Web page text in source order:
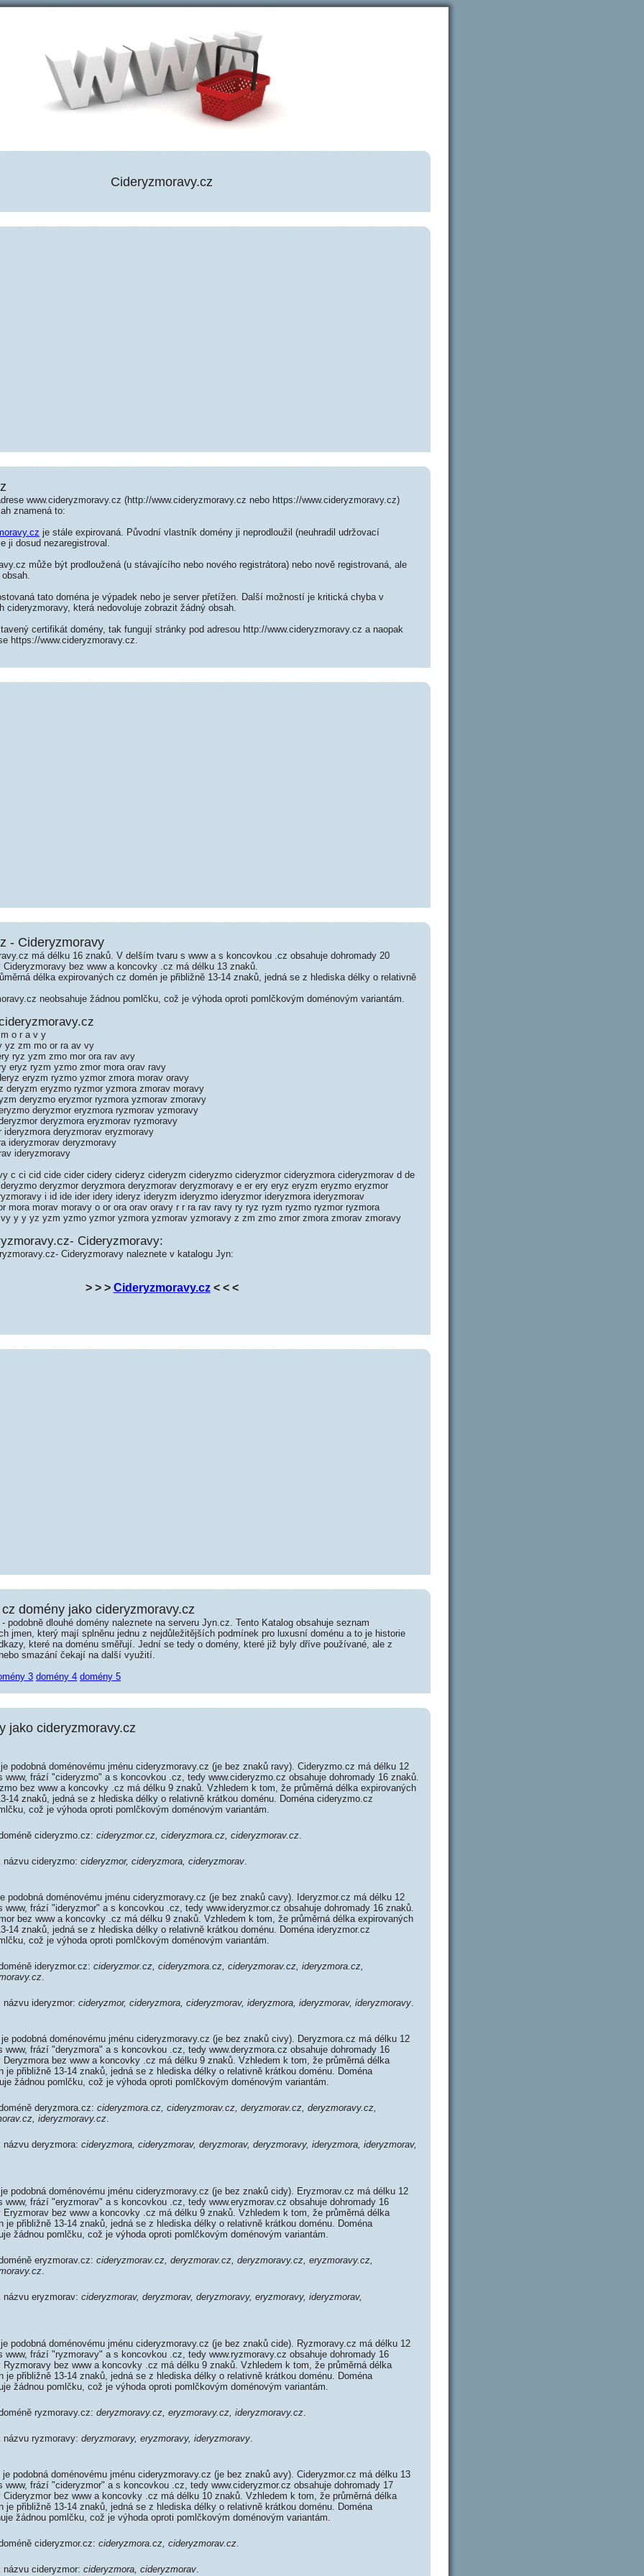
Cideryzmoravy.cz
www.cideryzmoravy.cz (http://www.cideryzmoravy.cz nebo https://www.cideryzmoravy.cz)
znamená to:
je stále expirovaná. Původní vlastník domény ji neprodloužil (neuhradil udržovací
ji dosud nezaregistroval.
může být prodloužená (u stávajícího nebo nového registrátora) nebo nově registrovaná, ale
tato doména je výpadek nebo je server přetížen. Další možností je kritická chyba v
cideryzmoravy, která nedovoluje zobrazit žádný obsah.
certifikát domény, tak fungují stránky pod adresou http://www.cideryzmoravy.cz a naopak
https://www.cideryzmoravy.cz.
- Cideryzmoravy
má délku 16 znaků. V delším tvaru s www a s koncovkou .cz obsahuje dohromady 20
bez www a koncovky .cz má délku 13 znaků.
délka expirovaných cz domén je přibližně 13-14 znaků, jedná se z hlediska délky o relativně
neobsahuje žádnou pomlčku, což je výhoda oproti pomlčkovým doménovým variantám.
o r a v y
yz zm mo or ra av vy
ryz yzm zmo mor ora rav avy
eryz ryzm yzmo zmor mora orav ravy
eryzm ryzmo yzmor zmora morav oravy
deryzm eryzmo ryzmor yzmora zmorav moravy
deryzmo eryzmor ryzmora yzmorav zmoravy
deryzmor eryzmora ryzmorav yzmoravy
deryzmora eryzmorav ryzmoravy
ideryzmora deryzmorav eryzmoravy
ideryzmorav deryzmoravy
ideryzmoravy
c ci cid cide cider cidery cideryz cideryzm cideryzmo cideryzmor cideryzmora cideryzmorav d de
deryzmor deryzmora deryzmorav deryzmoravy e er ery eryz eryzm eryzmo eryzmor
i id ide ider idery ideryz ideryzm ideryzmo ideryzmor ideryzmora ideryzmorav
mora morav moravy o or ora orav oravy r r ra rav ravy ry ryz ryzm ryzmo ryzmor ryzmora
y y yz yzm yzmo yzmor yzmora yzmorav yzmoravy z zm zmo zmor zmora zmorav zmoravy
Cideryzmoravy:
Cideryzmoravy naleznete v katalogu Jyn:
> > > Cideryzmoravy.cz< < <
domény jako cideryzmoravy.cz
podobně dlouhé domény naleznete na serveru Jyn.cz. Tento Katalog obsahuje seznam
jmen, který mají splněnu jednu z nejdůležitějších podmínek pro luxusní doménu a to je historie
které na doménu směřují. Jední se tedy o domény, které již byly dříve používané, ale z
smazání čekají na další využití.
3 domény 4 domény 5
jako cideryzmoravy.cz
podobná doménovému jménu cideryzmoravy.cz (je bez znaků ravy). Cideryzmo.cz má délku 12
frází "cideryzmo" a s koncovkou .cz, tedy www.cideryzmo.cz obsahuje dohromady 16 znaků.
bez www a koncovky .cz má délku 9 znaků. Vzhledem k tom, že průměrná délka expirovaných
14 znaků, jedná se z hlediska délky o relativně krátkou doménu. Doména cideryzmo.cz
což je výhoda oproti pomlčkovým doménovým variantám.
cideryzmo.cz: cideryzmor.cz, cideryzmora.cz, cideryzmorav.cz.
cideryzmo: cideryzmor, cideryzmora, cideryzmorav.
podobná doménovému jménu cideryzmoravy.cz (je bez znaků cavy). Ideryzmor.cz má délku 12
frází "ideryzmor" a s koncovkou .cz, tedy www.ideryzmor.cz obsahuje dohromady 16 znaků.
bez www a koncovky .cz má délku 9 znaků. Vzhledem k tom, že průměrná délka expirovaných
14 znaků, jedná se z hlediska délky o relativně krátkou doménu. Doména ideryzmor.cz
což je výhoda oproti pomlčkovým doménovým variantám.
ideryzmor.cz: cideryzmor.cz, cideryzmora.cz, cideryzmorav.cz, ideryzmora.cz,
.
ideryzmor: cideryzmor, cideryzmora, cideryzmorav, ideryzmora, ideryzmorav, ideryzmoravy.
podobná doménovému jménu cideryzmoravy.cz (je bez znaků civy). Deryzmora.cz má délku 12
frází "deryzmora" a s koncovkou .cz, tedy www.deryzmora.cz obsahuje dohromady 16
bez www a koncovky .cz má délku 9 znaků. Vzhledem k tom, že průměrná délka
je přibližně 13-14 znaků, jedná se z hlediska délky o relativně krátkou doménu. Doména
žádnou pomlčku, což je výhoda oproti pomlčkovým doménovým variantám.
deryzmora.cz: cideryzmora.cz, cideryzmorav.cz, deryzmorav.cz, deryzmoravy.cz,
ideryzmoravy.cz.
deryzmora: cideryzmora, cideryzmorav, deryzmorav, deryzmoravy, ideryzmora, ideryzmorav,
podobná doménovému jménu cideryzmoravy.cz (je bez znaků cidy). Eryzmorav.cz má délku 12
frází "eryzmorav" a s koncovkou .cz, tedy www.eryzmorav.cz obsahuje dohromady 16
bez www a koncovky .cz má délku 9 znaků. Vzhledem k tom, že průměrná délka
je přibližně 13-14 znaků, jedná se z hlediska délky o relativně krátkou doménu. Doména
žádnou pomlčku, což je výhoda oproti pomlčkovým doménovým variantám.
eryzmorav.cz: cideryzmorav.cz, deryzmorav.cz, deryzmoravy.cz, eryzmoravy.cz,
.
eryzmorav: cideryzmorav, deryzmorav, deryzmoravy, eryzmoravy, ideryzmorav,
podobná doménovému jménu cideryzmoravy.cz (je bez znaků cide). Ryzmoravy.cz má délku 12
frází "ryzmoravy" a s koncovkou .cz, tedy www.ryzmoravy.cz obsahuje dohromady 16
bez www a koncovky .cz má délku 9 znaků. Vzhledem k tom, že průměrná délka
je přibližně 13-14 znaků, jedná se z hlediska délky o relativně krátkou doménu. Doména
žádnou pomlčku, což je výhoda oproti pomlčkovým doménovým variantám.
ryzmoravy.cz: deryzmoravy.cz, eryzmoravy.cz, ideryzmoravy.cz.
ryzmoravy: deryzmoravy, eryzmoravy, ideryzmoravy.
je podobná doménovému jménu cideryzmoravy.cz (je bez znaků avy). Cideryzmor.cz má délku 13
frází "cideryzmor" a s koncovkou .cz, tedy www.cideryzmor.cz obsahuje dohromady 17
bez www a koncovky .cz má délku 10 znaků. Vzhledem k tom, že průměrná délka
je přibližně 13-14 znaků, jedná se z hlediska délky o relativně krátkou doménu. Doména
žádnou pomlčku, což je výhoda oproti pomlčkovým doménovým variantám.
cideryzmor.cz: cideryzmora.cz, cideryzmorav.cz.
cideryzmor: cideryzmora, cideryzmorav.